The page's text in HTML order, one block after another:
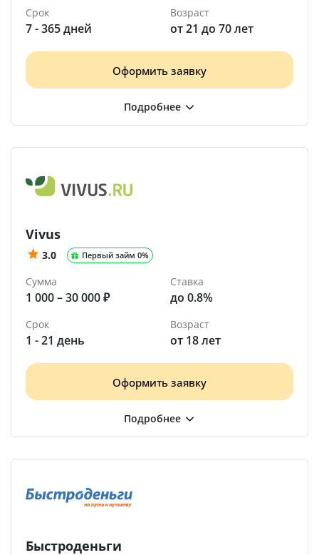
Срок
7 - 365 дней
Возраст
от 21 до 70 лет
Оформить заявку
Vivus
3.0 Первый займ 0%
Сумма
1 000 – 30 000 ₽
Ставка
до 0.8%
Срок
1 - 21 день
Возраст
от 18 лет
Оформить заявку
Быстроденьги